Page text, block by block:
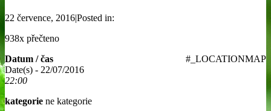
22 července, 2016|Posted in:
938x přečteno
#_LOCATIONMAP
Datum / čas
Date(s) - 22/07/2016
22:00
kategorie ne kategorie